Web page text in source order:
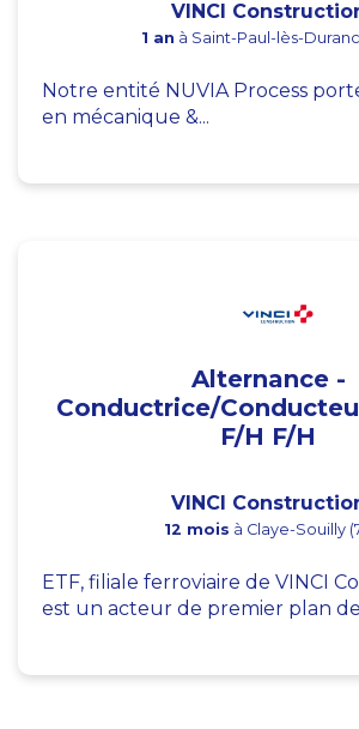
VINCI
1 an à Saint-Paul-lès-
Notre entité NUVIA Process
en mécanique &...
Alternance -
Conductrice/
F/H F/H
VINCI
12 mois à Claye-Souilly
ETF, filiale ferroviaire de VINCI
est un acteur de premier plan